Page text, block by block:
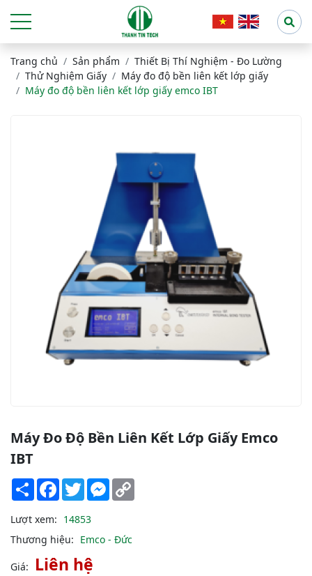
Trang chủ Sản phẩm
Thiết Bị Thí Nghiệm - Đo Lường
Thử Nghiệm Giấy
Máy đo độ bền liên kết lớp giấy
Máy đo độ bền liên kết lớp giấy emco IBT
Máy Đo Độ Bền Liên Kết Lớp Giấy Emco
IBT
Share Facebook
TwitterMessenger
Lượt xem: 14853
Thương hiệu: Emco - Đức
Giá: Liên hệ